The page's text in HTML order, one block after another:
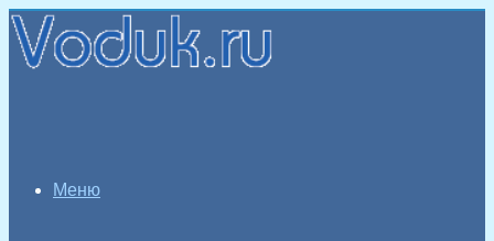
Меню